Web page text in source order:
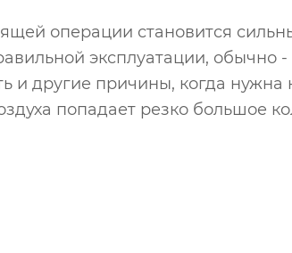
операции становится
эксплуатации,
другие причины, когда нужна
попадает резко большое